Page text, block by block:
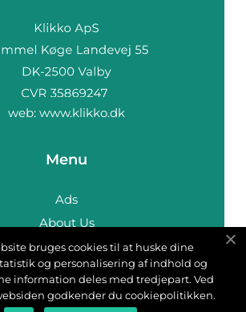
web: www.klikko.dk
Menu
Ads
About Us
Cookies
Contact
Sitemap
bruges cookies til at huske dine
og personalisering af indhold og
information deles med tredjepart. Ved
godkender du cookiepolitikken.